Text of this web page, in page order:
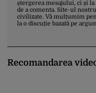
ștergerea mesajului, ci și
de a comenta. Site-ul
civilizate. Vă mulțumim
la o discuție bazată pe
Recomandarea